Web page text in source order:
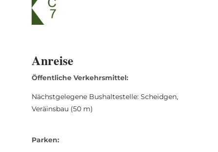
Anreise
Öffentliche Verkehrsmittel:
Nächstgelegene Bushaltestelle: Scheidgen,
Veräinsbau (50 m)
Parken: